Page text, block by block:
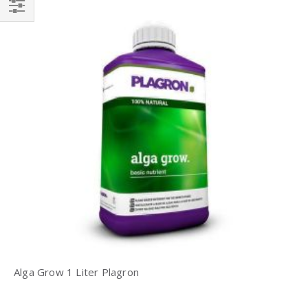
Alga Grow 1 Liter Plagron
Einkaufsoptionen